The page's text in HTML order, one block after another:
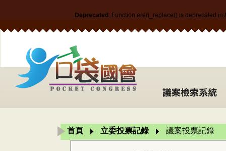
Deprecated : Function ereg_replace() is deprecated in
首頁 立委投票記錄 議案投票記錄